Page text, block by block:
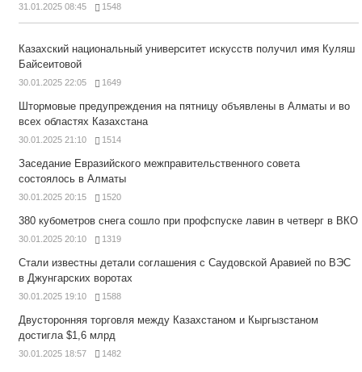
31.01.2025 08:45 1548
Казахский национальный университет искусств получил имя Куляш
Байсеитовой
30.01.2025 22:05 1649
Штормовые предупреждения на пятницу объявлены в Алматы и во
всех областях Казахстана
30.01.2025 21:10 1514
Заседание Евразийского межправительственного совета
состоялось в Алматы
30.01.2025 20:15 1520
380 кубометров снега сошло при профспуске лавин в четверг в ВКО
30.01.2025 20:10 1319
Стали известны детали соглашения с Саудовской Аравией по ВЭС
в Джунгарских воротах
30.01.2025 19:10 1588
Двусторонняя торговля между Казахстаном и Кыргызстаном
достигла $1,6 млрд
30.01.2025 18:57 1482